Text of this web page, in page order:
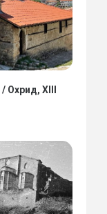
Охрид, XIII